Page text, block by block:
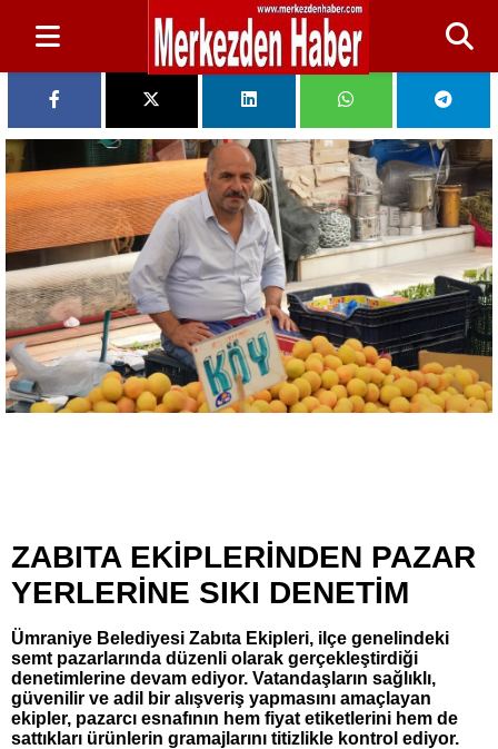
ZABITA EKİPLERİNDEN PAZAR
YERLERİNE SIKI DENETİM
Ümraniye Belediyesi Zabıta Ekipleri, ilçe genelindeki
semt pazarlarında düzenli olarak gerçekleştirdiği
denetimlerine devam ediyor. Vatandaşların sağlıklı,
güvenilir ve adil bir alışveriş yapmasını amaçlayan
ekipler, pazarcı esnafının hem fiyat etiketlerini hem de
sattıkları ürünlerin gramajlarını titizlikle kontrol ediyor.